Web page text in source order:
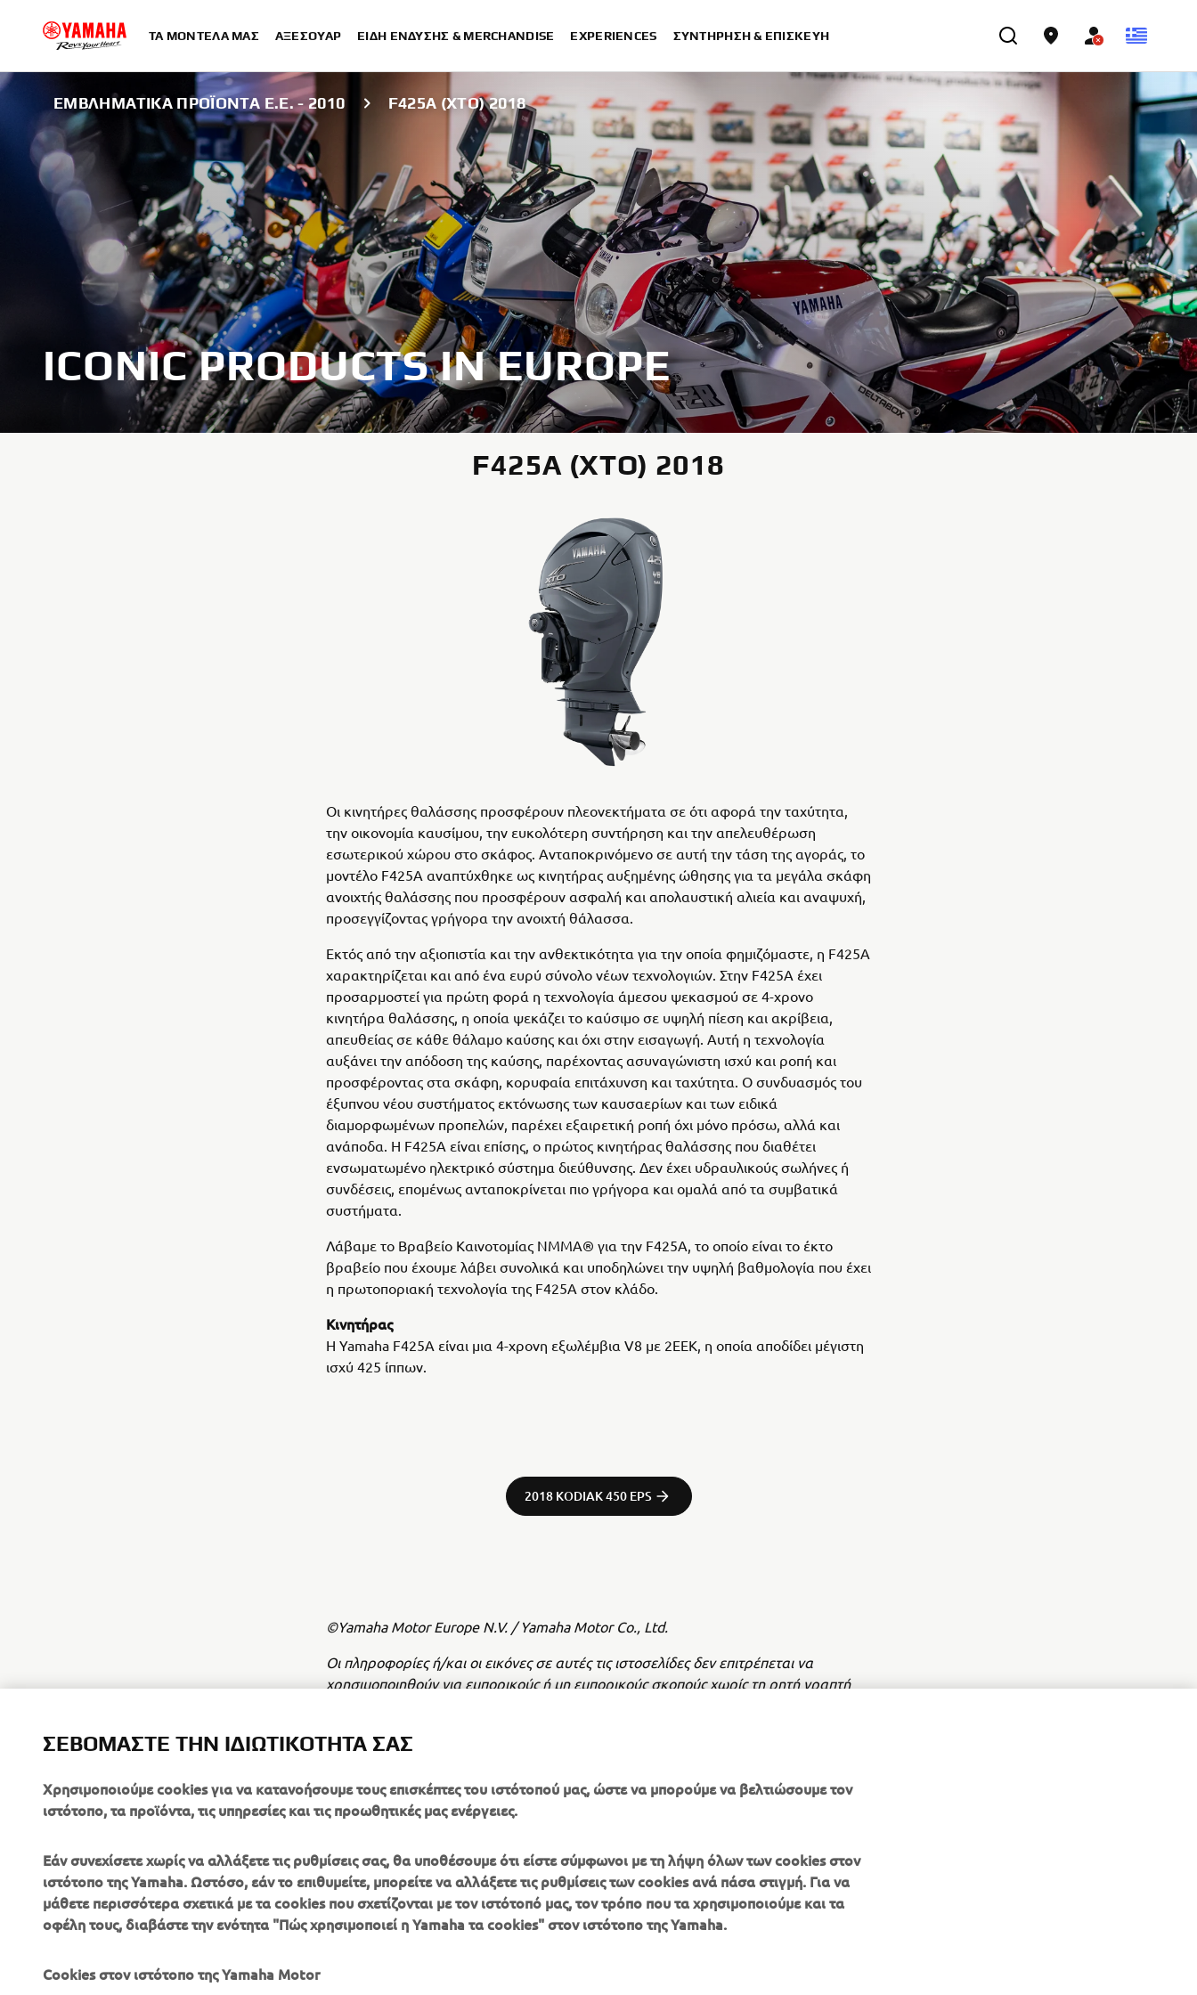
ΤΑ ΜΟΝΤΈΛΑ ΜΑΣ ΑΞΕΣΟΥΆΡ ΕΊΔΗ ΈΝΔΥΣΗΣ & MERCHANDISE EXPERIENCES ΣΥΝΤΉΡΗΣΗ & ΕΠΙΣΚΕΥΉ
ΕΜΒΛΗΜΑΤΙΚΆ ΠΡΟΪΌΝΤΑ Ε.Ε. - 2010 F425A (XTO) 2018
ICONIC PRODUCTS IN EUROPE
F425A (XTO) 2018
Οι κινητήρες θαλάσσης προσφέρουν πλεονεκτήματα σε ότι αφορά την ταχύτητα,
την οικονομία καυσίμου, την ευκολότερη συντήρηση και την απελευθέρωση
εσωτερικού χώρου στο σκάφος. Ανταποκρινόμενο σε αυτή την τάση της αγοράς, το
μοντέλο F425A αναπτύχθηκε ως κινητήρας αυξημένης ώθησης για τα μεγάλα σκάφη
ανοιχτής θαλάσσης που προσφέρουν ασφαλή και απολαυστική αλιεία και αναψυχή,
προσεγγίζοντας γρήγορα την ανοιχτή θάλασσα.
Εκτός από την αξιοπιστία και την ανθεκτικότητα για την οποία φημιζόμαστε, η F425A
χαρακτηρίζεται και από ένα ευρύ σύνολο νέων τεχνολογιών. Στην F425A έχει
προσαρμοστεί για πρώτη φορά η τεχνολογία άμεσου ψεκασμού σε 4-χρονο
κινητήρα θαλάσσης, η οποία ψεκάζει το καύσιμο σε υψηλή πίεση και ακρίβεια,
απευθείας σε κάθε θάλαμο καύσης και όχι στην εισαγωγή. Αυτή η τεχνολογία
αυξάνει την απόδοση της καύσης, παρέχοντας ασυναγώνιστη ισχύ και ροπή και
προσφέροντας στα σκάφη, κορυφαία επιτάχυνση και ταχύτητα. Ο συνδυασμός του
έξυπνου νέου συστήματος εκτόνωσης των καυσαερίων και των ειδικά
διαμορφωμένων προπελών, παρέχει εξαιρετική ροπή όχι μόνο πρόσω, αλλά και
ανάποδα. Η F425A είναι επίσης, ο πρώτος κινητήρας θαλάσσης που διαθέτει
ενσωματωμένο ηλεκτρικό σύστημα διεύθυνσης. Δεν έχει υδραυλικούς σωλήνες ή
συνδέσεις, επομένως ανταποκρίνεται πιο γρήγορα και ομαλά από τα συμβατικά
συστήματα.
Λάβαμε το Βραβείο Καινοτομίας NMMA® για την F425A, το οποίο είναι το έκτο
βραβείο που έχουμε λάβει συνολικά και υποδηλώνει την υψηλή βαθμολογία που έχει
η πρωτοποριακή τεχνολογία της F425A στον κλάδο.
Κινητήρας
Η Yamaha F425A είναι μια 4-χρονη εξωλέμβια V8 με 2ΕΕΚ, η οποία αποδίδει μέγιστη
ισχύ 425 ίππων.
2018 KODIAK 450 EPS
©Yamaha Motor Europe N.V. / Yamaha Motor Co., Ltd.
Οι πληροφορίες ή/και οι εικόνες σε αυτές τις ιστοσελίδες δεν επιτρέπεται να
χρησιμοποιηθούν για εμπορικούς ή μη εμπορικούς σκοπούς χωρίς τη ρητή γραπτή
Πάντα, να οδηγείτε με ασφάλεια και να τηρείτε τους κανόνες οδικής κυκλοφορίας.
ΕΤΑΙΡΕΊΑ
Νέα
B2B
Αρχές
ΠΕΡΙΣΣΌΤΕΡΑ
YAMAHA
SUPPORT ΕΝΗΜΕΡΩΤΙΚΟ ΔΕΛΤΙΟ
ΣΕΒΌΜΑΣΤΕ ΤΗΝ ΙΔΙΩΤΙΚΌΤΗΤΆ ΣΑΣ
Χρησιμοποιούμε cookies για να κατανοήσουμε τους επισκέπτες του ιστότοπού μας, ώστε να μπορούμε να βελτιώσουμε τον
ιστότοπο, τα προϊόντα, τις υπηρεσίες και τις προωθητικές μας ενέργειες.
Εάν συνεχίσετε χωρίς να αλλάξετε τις ρυθμίσεις σας, θα υποθέσουμε ότι είστε σύμφωνοι με τη λήψη όλων των cookies στον
ιστότοπο της Yamaha. Ωστόσο, εάν το επιθυμείτε, μπορείτε να αλλάξετε τις ρυθμίσεις των cookies ανά πάσα στιγμή. Για να
μάθετε περισσότερα σχετικά με τα cookies που σχετίζονται με τον ιστότοπό μας, τον τρόπο που τα χρησιμοποιούμε και τα
οφέλη τους, διαβάστε την ενότητα "Πώς χρησιμοποιεί η Yamaha τα cookies" στον ιστότοπο της Yamaha.
Cookies στον ιστότοπο της Yamaha Motor